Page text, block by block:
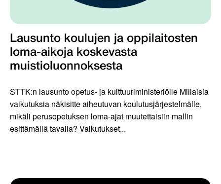
Lausunto koulujen ja oppilaitosten
loma-aikoja koskevasta
muistioluonnoksesta
STTK:n lausunto opetus- ja kulttuuriministeriölle Millaisia
vaikutuksia näkisitte aiheutuvan koulutusjärjestelmälle,
mikäli perusopetuksen loma-ajat muutettaisiin mallin
esittämällä tavalla? Vaikutukset...